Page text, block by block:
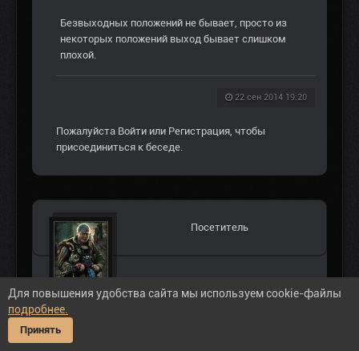
Безвыходных положений не бывает, просто из
некоторых положений выход бывает слишком
плохой.
22 сен 2014 19:20
Пожалуйста Войти или Регистрация , чтобы
присоединиться к беседе.
Посетитель
#104304
Для повышения удобства сайта мы используем cookie-файлы
подробнее.
Принять